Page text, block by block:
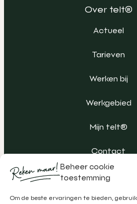
Beheer cookie
toestemming
Om de beste ervaringen te bieden,
Over telt®
Actueel
Tarieven
Werken bij
Werkgebied
Mijn telt®
Contact